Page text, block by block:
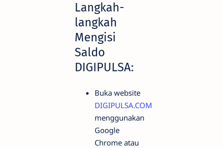
Langkah-
langkah
Mengisi
Saldo
DIGIPULSA:
Buka website
DIGIPULSA.COM
menggunakan
Google
Chrome atau